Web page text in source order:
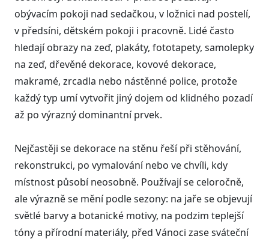
obývacím pokoji nad sedačkou, v ložnici nad postelí,
v předsíni, dětském pokoji i pracovně. Lidé často
hledají obrazy na zeď, plakáty, fototapety, samolepky
na zeď, dřevěné dekorace, kovové dekorace,
makramé, zrcadla nebo nástěnné police, protože
každý typ umí vytvořit jiný dojem od klidného pozadí
až po výrazný dominantní prvek.
Nejčastěji se dekorace na stěnu řeší při stěhování,
rekonstrukci, po vymalování nebo ve chvíli, kdy
místnost působí neosobně. Používají se celoročně,
ale výrazně se mění podle sezony: na jaře se objevují
světlé barvy a botanické motivy, na podzim teplejší
tóny a přírodní materiály, před Vánoci zase sváteční